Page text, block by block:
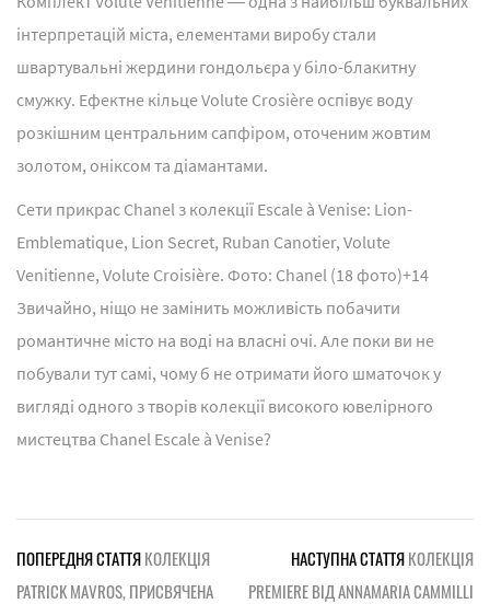
інтерпретацій міста, елементами виробу стали
швартувальні жердини гондольєра у біло-блакитну
смужку. Ефектне кільце Volute Crosière оспівує воду
розкішним центральним сапфіром, оточеним жовтим
золотом, оніксом та діамантами.
Сети прикрас Chanel з колекції Escale à Venise: Lion-
Emblematique, Lion Secret, Ruban Canotier, Volute
Venitienne, Volute Croisière. Фото: Chanel (18 фото)+14
Звичайно, ніщо не замінить можливість побачити
романтичне місто на воді на власні очі. Але поки ви не
побували тут самі, чому б не отримати його шматочок у
вигляді одного з творів колекції високого ювелірного
мистецтва Chanel Escale à Venise?
ПОПЕРЕДНЯ СТАТТЯКОЛЕКЦІЯ
PATRICK MAVROS, ПРИСВЯЧЕНА
НАСТУПНА СТАТТЯКОЛЕКЦІЯ
PREMIERE ВІД ANNAMARIA CAMMILLI